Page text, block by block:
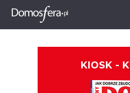
KIOSK -